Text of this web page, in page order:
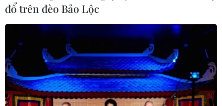
bà con người Việt tại Australia.
đổ trên đèo Bảo Lộc